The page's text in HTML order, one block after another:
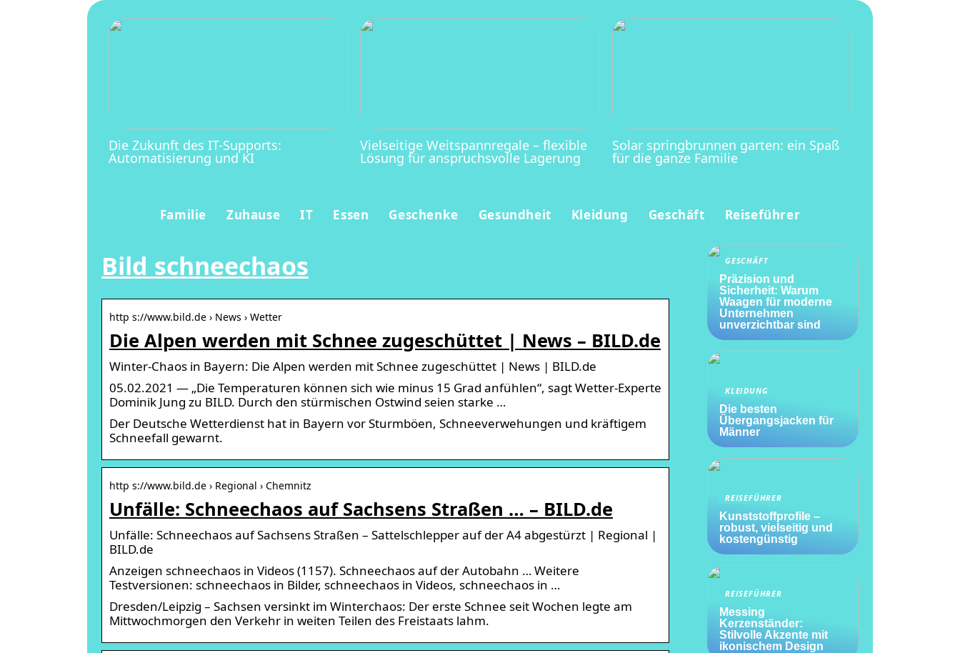
Die Zukunft des IT-Supports:
Automatisierung und KI
Vielseitige Weitspannregale – flexible
Lösung für anspruchsvolle Lagerung
Solar springbrunnen garten: ein Spaß
für die ganze Familie
Familie Zuhause IT Essen Geschenke Gesundheit Kleidung Geschäft Reiseführer
Bild schneechaos
http s://www.bild.de › News › Wetter
Die Alpen werden mit Schnee zugeschüttet | News – BILD.de
Winter-Chaos in Bayern: Die Alpen werden mit Schnee zugeschüttet | News | BILD.de
05.02.2021 — „Die Temperaturen können sich wie minus 15 Grad anfühlen“, sagt Wetter-Experte
Dominik Jung zu BILD. Durch den stürmischen Ostwind seien starke …
Der Deutsche Wetterdienst hat in Bayern vor Sturmböen, Schneeverwehungen und kräftigem
Schneefall gewarnt.
http s://www.bild.de › Regional › Chemnitz
Unfälle: Schneechaos auf Sachsens Straßen … – BILD.de
Unfälle: Schneechaos auf Sachsens Straßen – Sattelschlepper auf der A4 abgestürzt | Regional |
BILD.de
Anzeigen schneechaos in Videos (1157). Schneechaos auf der Autobahn … Weitere
Testversionen: schneechaos in Bilder, schneechaos in Videos, schneechaos in …
Dresden/Leipzig – Sachsen versinkt im Winterchaos: Der erste Schnee seit Wochen legte am
Mittwochmorgen den Verkehr in weiten Teilen des Freistaats lahm.
GESCHÄFT
Präzision und
Sicherheit: Warum
Waagen für moderne
Unternehmen
unverzichtbar sind
KLEIDUNG
Die besten
Übergangsjacken für
Männer
REISEFÜHRER
Kunststoffprofile –
robust, vielseitig und
kostengünstig
REISEFÜHRER
Messing
Kerzenständer:
Stilvolle Akzente mit
ikonischem Design